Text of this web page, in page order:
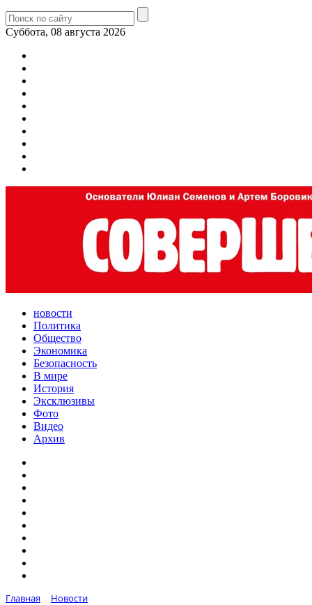
Суббота, 08 августа 2026
новости
Политика
Общество
Экономика
Безопасность
В мире
История
Эксклюзивы
Фото
Видео
Архив
Главная
Новости